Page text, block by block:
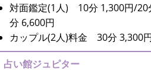
対面鑑定(1人) 10分 1,300円/20
分 6,600円
カップル(2人)料金 30分 3,300
占い館ジュピター